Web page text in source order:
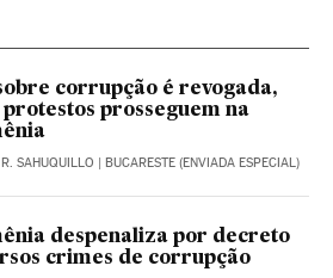
corrupção é revogada,
protestos prosseguem na
SAHUQUILLO | BUCARESTE (ENVIADA ESPECIAL)
despenaliza por decreto
crimes de corrupção